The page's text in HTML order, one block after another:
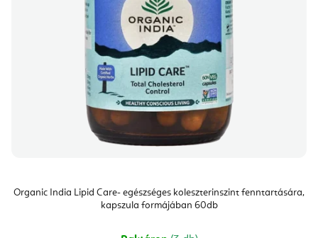
Organic India Lipid Care- egészséges koleszterinszint fenntartására,
kapszula formájában 60db